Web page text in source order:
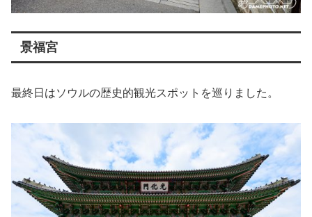
景福宮
最終日はソウルの歴史的観光スポットを巡りました。